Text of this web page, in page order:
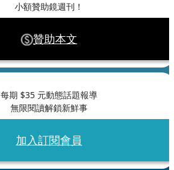
小額贊助鏡週刊！
贊助本文
每期 $35 元動態話題報導
無限閱讀解鎖新鮮事
加入訂閱會員